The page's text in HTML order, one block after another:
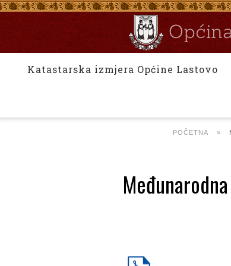
Katastarska izmjera Općine Lastovo
POČETNA »